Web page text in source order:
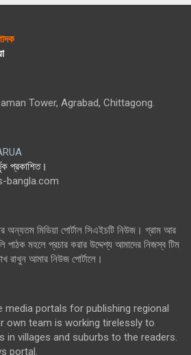
Tower, Agrabad, Chittagong.
প্রকাশিত।
bangla.com
অন্যতম মিডিয়া পোর্টাল সিএইচটি নিউজ। গ্রাম আর
পাঠক মহলে প্রচার করার উদ্দেশ্য আমাদের নিজস্ব টিম
রাখুন আমার নিউজ পোর্টালে।
media portals for publishing regional
own team is working tirelessly to
villages and suburbs to the readers.
portal.